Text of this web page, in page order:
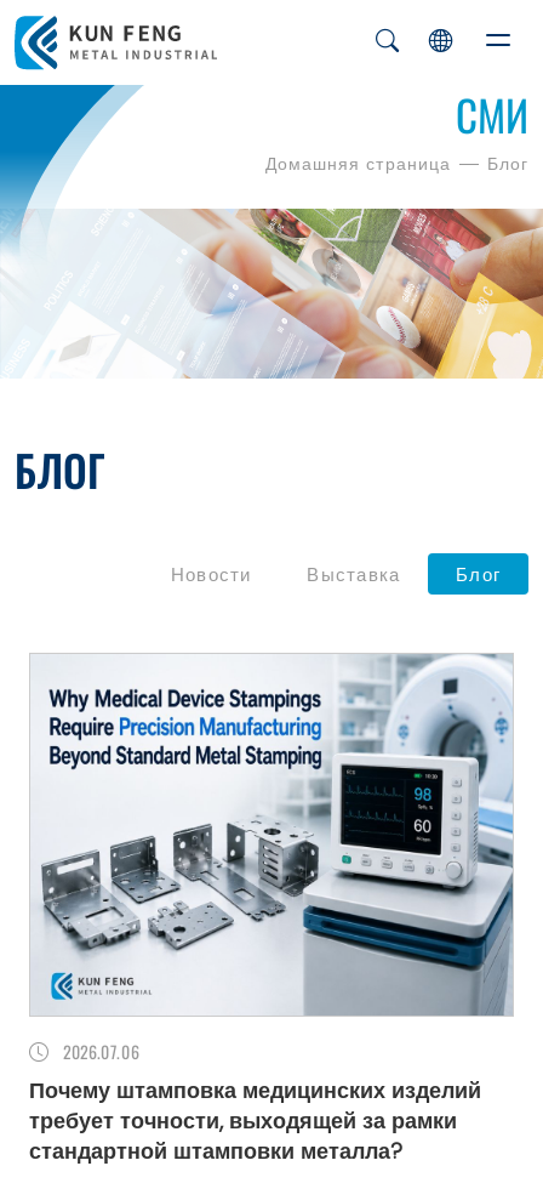
СМИ
Домашняя страница Блог
БЛОГ
Новости Выставка Блог
202607.06
Почему штамповка медицинских изделий
требует точности, выходящей за рамки
стандартной штамповки металла?